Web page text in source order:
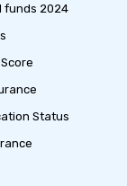
funds 2024
Status